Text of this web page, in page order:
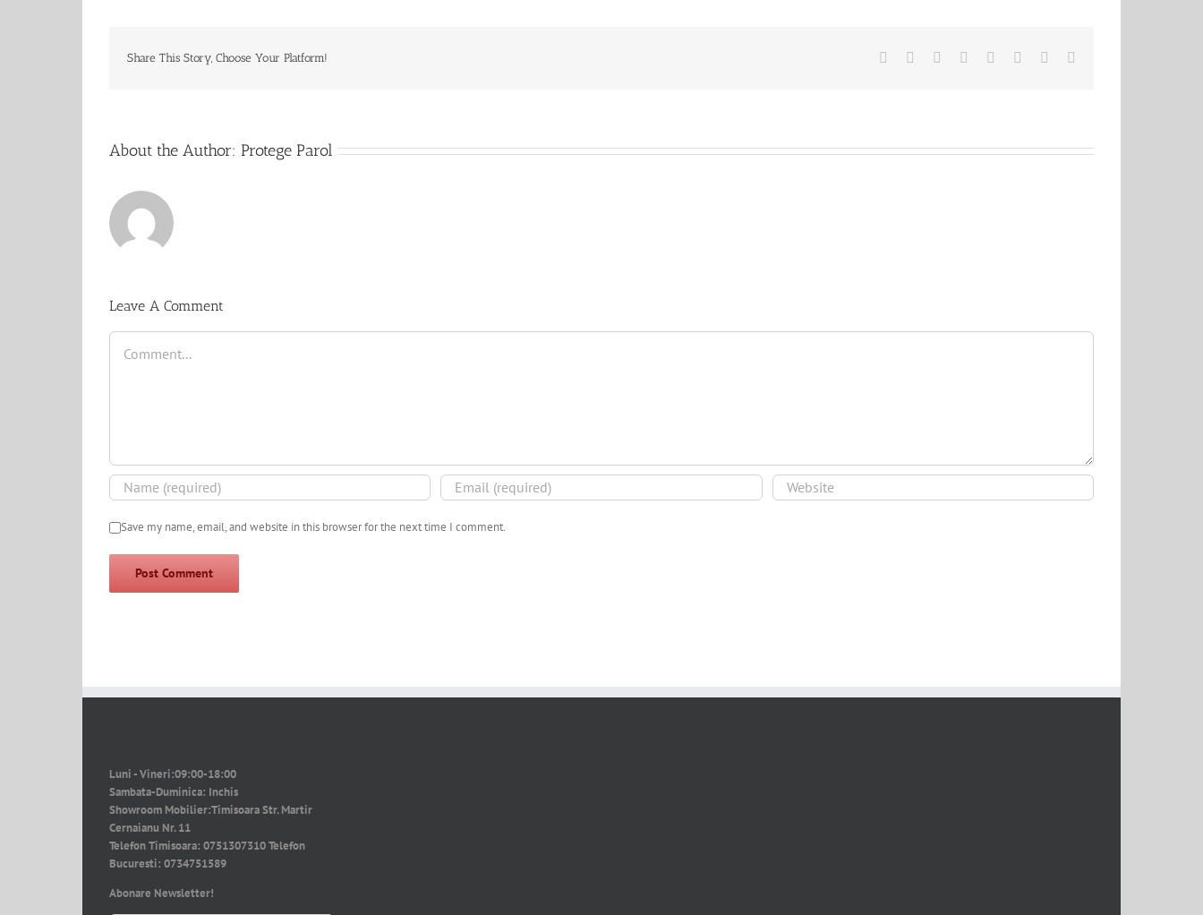
Share This Story, Choose Your Platform! Facebook Reddit LinkedIn
TumblrPinterest
About the Author: Protege Parol
Leave A Comment
Comment
Save my name, email, and website in this browser for the next time I comment.
Luni - Vineri:09:00-18:00
Sambata-Duminica: Inchis
Showroom Mobilier:Timisoara Str. Martir
Cernaianu Nr. 11
Telefon Timisoara: 0751307310Telefon
Bucuresti: 0734751589
Abonare Newsletter!